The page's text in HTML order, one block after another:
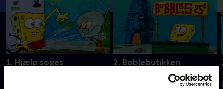
1. Hjælp søges 2. Boblebutikken
SvampeBob viser sit talent for
bobleblæsning. I et forsøg på